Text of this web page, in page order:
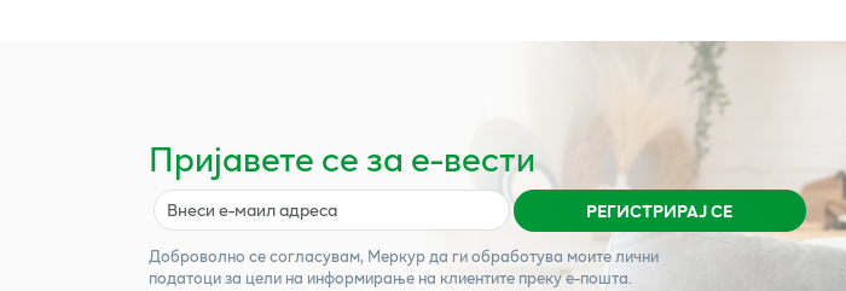
Пријавете се за е-вести
РЕГИСТРИРАЈ СЕ
Доброволно се согласувам, Меркурда ги обработува моите лични
податоци за цели на информирање на клиентите преку е-пошта.